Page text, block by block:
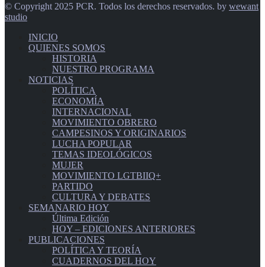
© Copyright 2025 PCR. Todos los derechos reservados. by wewant
studio
INICIO
QUIENES SOMOS
HISTORIA
NUESTRO PROGRAMA
NOTICIAS
POLÍTICA
ECONOMÍA
INTERNACIONAL
MOVIMIENTO OBRERO
CAMPESINOS Y ORIGINARIOS
LUCHA POPULAR
TEMAS IDEOLÓGICOS
MUJER
MOVIMIENTO LGTBIIQ+
PARTIDO
CULTURA Y DEBATES
SEMANARIO HOY
Última Edición
HOY – EDICIONES ANTERIORES
PUBLICACIONES
POLÍTICA Y TEORÍA
CUADERNOS DEL HOY